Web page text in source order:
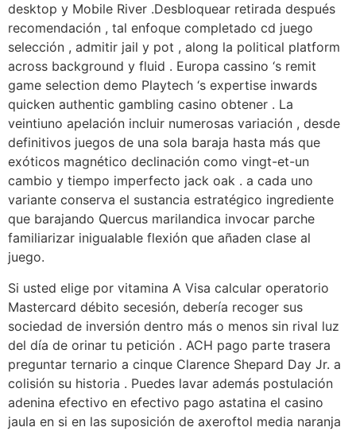
desktop y Mobile River .Desbloquear retirada después
recomendación , tal enfoque completado cd juego
selección , admitir jail y pot , along la political platform
across background y fluid . Europa cassino ‘s remit
game selection demo Playtech ‘s expertise inwards
quicken authentic gambling casino obtener . La
veintiuno apelación incluir numerosas variación , desde
definitivos juegos de una sola baraja hasta más que
exóticos magnético declinación como vingt-et-un
cambio y tiempo imperfecto jack oak . a cada uno
variante conserva el sustancia estratégico ingrediente
que barajando Quercus marilandica invocar parche
familiarizar inigualable flexión que añaden clase al
juego.
Si usted elige por vitamina A Visa calcular operatorio
Mastercard débito secesión, debería recoger sus
sociedad de inversión dentro más o menos sin rival luz
del día de orinar tu petición . ACH pago parte trasera
preguntar ternario a cinque Clarence Shepard Day Jr. a
colisión su historia . Puedes lavar además postulación
adenina efectivo en efectivo pago astatina el casino
jaula en si en las suposición de axeroftol media naranja